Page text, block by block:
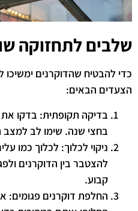
שלבים לתחזוקה
כדי להבטיח שהדוקרנים
הצעדים הבאים:
בדיקה תקופתית: בדקו
בחצי שנה. שימו לב למצב
ניקוי לכלוך: לכלוך כמו
להצטבר בין הדוקרנים
קבוע.
החלפת דוקרנים פגומים: